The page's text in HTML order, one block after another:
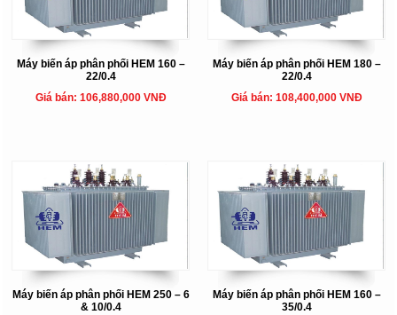
Máy biến áp phân phối HEM 160 –
22/0.4
Giá bán: 106,880,000 VNĐ
Máy biến áp phân phối HEM 180 –
22/0.4
Giá bán: 108,400,000 VNĐ
Máy biến áp phân phối HEM 250 – 6
& 10/0.4
Máy biến áp phân phối HEM 160 –
35/0.4